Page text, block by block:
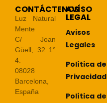
CONTÁCTENOS
Luz Natural
Mente
C/ Joan
Güell, 32 1°
4.
08028
Barcelona,
España
AVÍSO
LEGAL
Avisos
Legales
Política de
Privacidad
Política de